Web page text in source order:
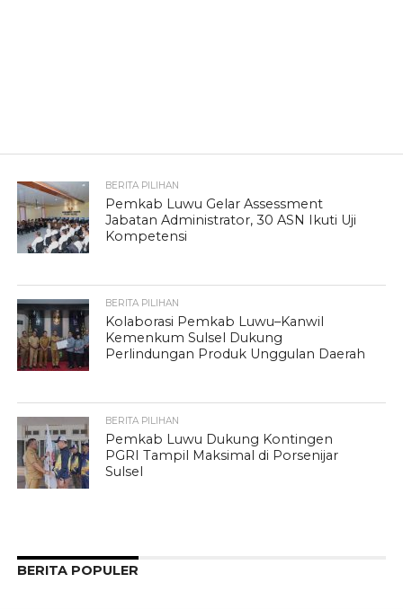
BERITA PILIHAN
Pemkab Luwu Gelar Assessment
Jabatan Administrator, 30 ASN Ikuti Uji
Kompetensi
BERITA PILIHAN
Kolaborasi Pemkab Luwu–Kanwil
Kemenkum Sulsel Dukung
Perlindungan Produk Unggulan Daerah
BERITA PILIHAN
Pemkab Luwu Dukung Kontingen
PGRI Tampil Maksimal di Porsenijar
Sulsel
BERITA POPULER